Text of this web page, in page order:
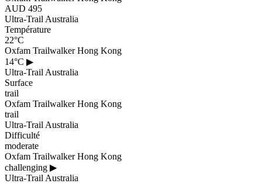
AUD 495
Ultra-Trail Australia
Température
22°C
Oxfam Trailwalker Hong Kong
14°C ▶
Ultra-Trail Australia
Surface
trail
Oxfam Trailwalker Hong Kong
trail
Ultra-Trail Australia
Difficulté
moderate
Oxfam Trailwalker Hong Kong
challenging ▶
Ultra-Trail Australia